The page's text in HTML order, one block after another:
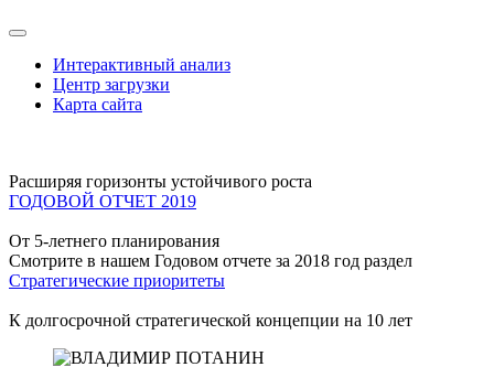
Интерактивный анализ
Центр загрузки
Карта сайта
Расширяя горизонты устойчивого роста
ГОДОВОЙ ОТЧЕТ 2019
От 5-летнего планирования
Смотрите в нашем Годовом отчете за 2018 год раздел
Стратегические приоритеты
К долгосрочной стратегической концепции на 10 лет